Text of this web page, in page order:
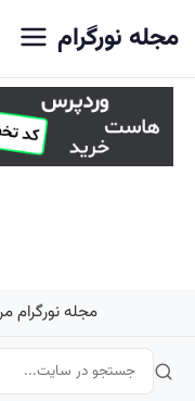
مجله نورگرام
مجله نورگرام